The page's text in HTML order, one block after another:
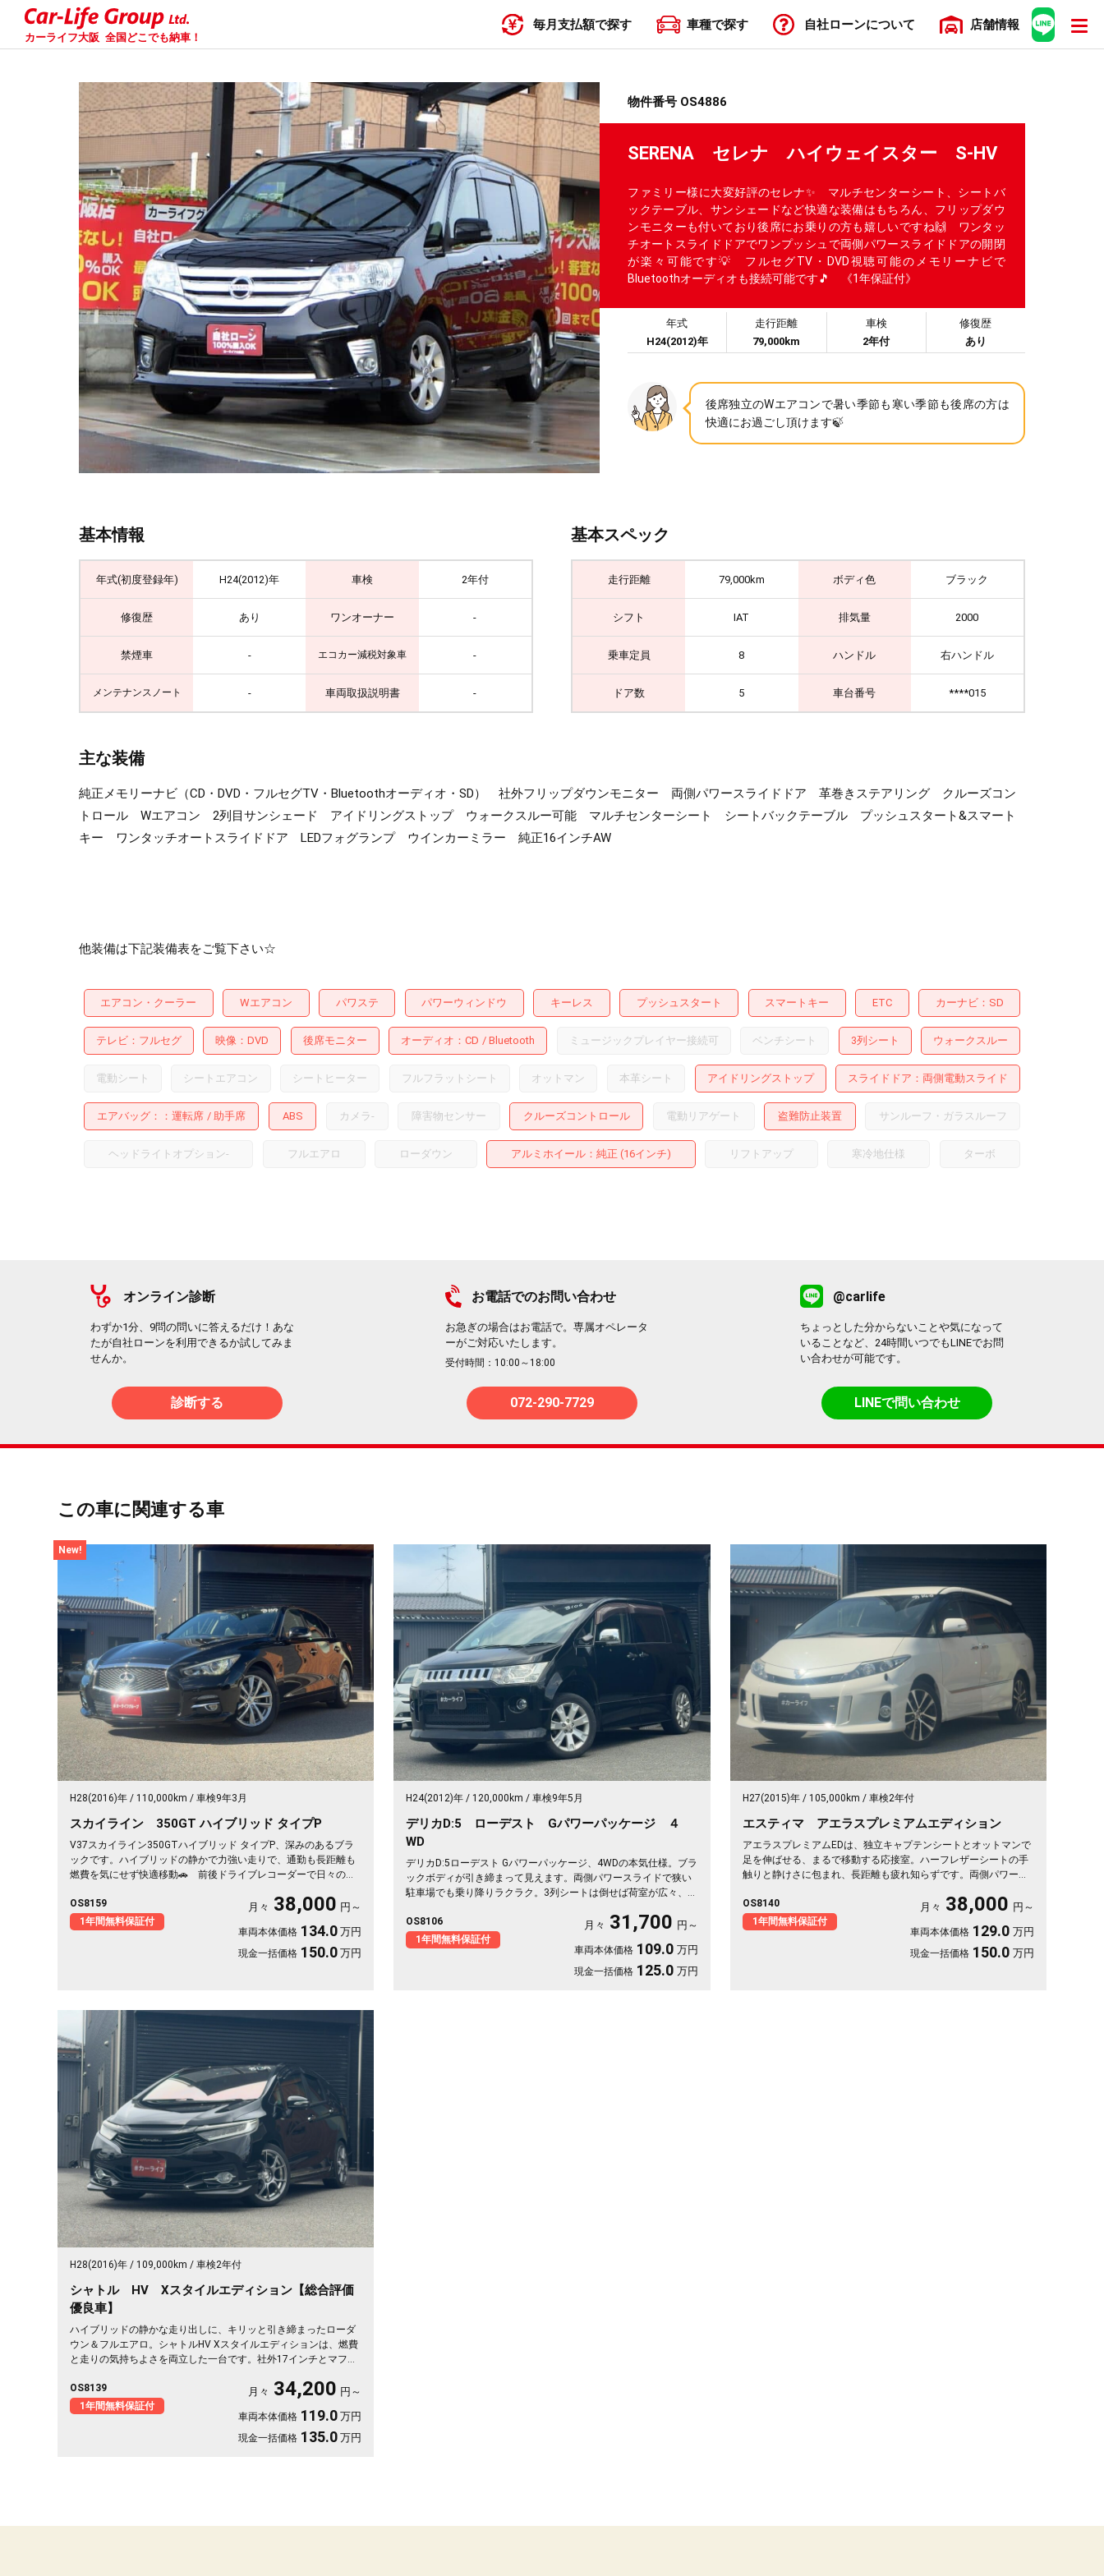
カーライフ大阪 全国どこでも納車！
毎月支払額で探す 車種で探す 自社ローンについて 店舗情報
物件番号 OS4886
SERENA セレナ ハイウェイスター S-HV
ファミリー様に大変好評のセレナ✨ マルチセンターシート、シートバ
ックテーブル、サンシェードなど快適な装備はもちろん、フリップダウ
ンモニターも付いており後席にお乗りの方も嬉しいですね🙌 ワンタッ
チオートスライドドアでワンプッシュで両側パワースライドドアの開閉
が楽々可能です💡 フルセグTV・DVD視聴可能のメモリーナビで
Bluetoothオーディオも接続可能です🎵 《1年保証付》
年式
H24(2012)年
走行距離
79,000km
車検
2年付
修復歴
あり
後席独立のWエアコンで暑い季節も寒い季節も後席の方は
快適にお過ごし頂けます🍃
基本情報
年式(初度登録年) H24(2012)年 車検 2年付
修復歴 あり ワンオーナー -
禁煙車 - エコカー減税対象車 -
メンテナンスノート - 車両取扱説明書 -
基本スペック
走行距離 79,000km ボディ色 ブラック
シフト IAT 排気量 2000
乗車定員 8 ハンドル 右ハンドル
ドア数 5 車台番号 ****015
主な装備
純正メモリーナビ（CD・DVD・フルセグTV・Bluetoothオーディオ・SD） 社外フリップダウンモニター 両側パワースライドドア 革巻きステアリング クルーズコン
トロール Wエアコン 2列目サンシェード アイドリングストップ ウォークスルー可能 マルチセンターシート シートバックテーブル プッシュスタート&スマート
キー ワンタッチオートスライドドア LEDフォグランプ ウインカーミラー 純正16インチAW
他装備は下記装備表をご覧下さい☆
エアコン・クーラー Wエアコン パワステ パワーウィンドウ キーレス プッシュスタート スマートキー ETC カーナビ SD
テレビ フルセグ 映像 DVD 後席モニター オーディオ CD Bluetooth ミュージックプレイヤー接続可 ベンチシート 3列シート ウォークスルー
電動シート シートエアコン シートヒーター フルフラットシート オットマン 本革シート アイドリングストップ スライドドア 両側電動スライド
エアバッグ： 運転席 助手席 ABS カメラ- 障害物センサー クルーズコントロール 電動リアゲート 盗難防止装置 サンルーフ・ガラスルーフ
ヘッドライトオプション- フルエアロ ローダウン アルミホイール：純正 (16インチ) リフトアップ 寒冷地仕様 ターボ
オンライン診断
わずか1分、9問の問いに答えるだけ！あな
たが自社ローンを利用できるか試してみま
せんか。
診断する
お電話でのお問い合わせ
お急ぎの場合はお電話で。専属オペレータ
ーがご対応いたします。
受付時間：10:00～18:00
072-290-7729
@carlife
ちょっとした分からないことや気になって
いることなど、24時間いつでもLINEでお問
い合わせが可能です。
LINEで問い合わせ
この車に関連する車
New!
H28(2016)年 110,000km 車検9年3月
スカイライン 350GT ハイブリッド タイプP
V37スカイライン350GTハイブリッド タイプP、深みのあるブラ
ックです。ハイブリッドの静かで力強い走りで、通勤も長距離も
燃費を気にせず快適移動🚗 前後ドライブレコーダーで日々の運
での疲れもグッと軽減。アラウンドビューで狭い駐車場もスッと
停められます。 仕事帰りにふらっと遠出したくなる、そんな相
棒です✨ 高級セダンがお値打ち、《1年保証付》で気持ちよく乗
OS8159
1年間無料保証付
月々 38,000 円～
車両本体価格 134.0 万円
現金一括価格 150.0 万円
H24(2012)年 120,000km 車検9年5月
デリカD:5 ローデスト Gパワーパッケージ ４
WD
デリカD:5ローデスト Gパワーパッケージ、4WDの本気仕様。ブラ
ックボディが引き締まって見えます。両側パワースライドで狭い
駐車場でも乗り降りラクラク。3列シートは倒せば荷室が広々、キ
きな車体もスッと駐車OK。雪道もアウトドアも仲間との遠出も、
これ一台で頼れる相棒に🚗✨💺🙌。安心して長く乗れる《1年保証
付》です😊
OS8106
1年間無料保証付
月々 31,700 円～
車両本体価格 109.0 万円
現金一括価格 125.0 万円
H27(2015)年 105,000km 車検2年付
エスティマ アエラスプレミアムエディション
アエラスプレミアムEDは、独立キャプテンシートとオットマンで
足を伸ばせる、まるで移動する応接室。ハーフレザーシートの手
触りと静けさに包まれ、長距離も疲れ知らずです。両側パワース
道も迷わず、休日の遠出やゴルフ仲間との旅もぐっと楽しく。パ
ールの艶やかなボディが週末を格上げしてくれます。心地よさで
選ぶなら《1年保証付》💺✨🚗🎵💎
OS8140
1年間無料保証付
月々 38,000 円～
車両本体価格 129.0 万円
現金一括価格 150.0 万円
H28(2016)年 109,000km 車検2年付
シャトル HV Xスタイルエディション【総合評価
優良車】
ハイブリッドの静かな走り出しに、キリッと引き締まったローダ
ウン＆フルエアロ。シャトルHV Xスタイルエディションは、燃費
と走りの気持ちよさを両立した一台です。社外17インチとマフラ
楽しめます。8インチSDナビとバックカメラで初めての道も安
心。仕事帰りにふらっと寄り道、休日は荷物を積んでロングドラ
イブへ✨走りにこだわる方に《1年保証付》💫
OS8139
1年間無料保証付
月々 34,200 円～
車両本体価格 119.0 万円
現金一括価格 135.0 万円